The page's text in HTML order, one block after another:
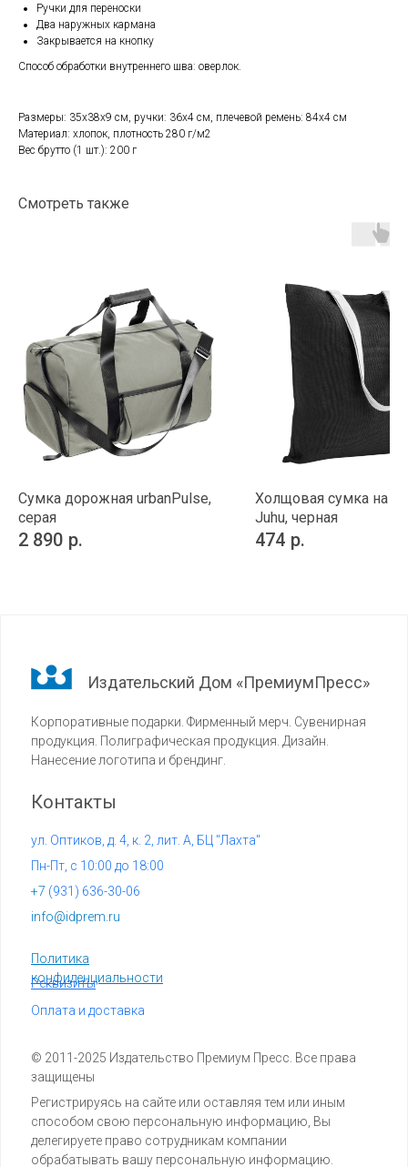
Ручки для переноски
Два наружных кармана
Закрывается на кнопку
Способ обработки внутреннего шва: оверлок.
Размеры: 35х38х9 см, ручки: 36х4 см, плечевой ремень: 84х4 см
Материал: хлопок, плотность 280 г/м2
Вес брутто (1 шт.): 200 г
Смотреть также
Сумка дорожная urbanPulse,
серая
2 890 р.
Холщовая сумка на
Juhu, черная
474 р.
© 2011-2025 Издательство Премиум Пресс. Все права
защищены
Издательский Дом «ПремиумПресс»
Корпоративные подарки. Фирменный мерч. Сувенирная
продукция. Полиграфическая продукция. Дизайн.
Нанесение логотипа и брендинг.
Регистрируясь на сайте или оставляя тем или иным
способом свою персональную информацию, Вы
делегируете право сотрудникам компании
обрабатывать вашу персональную информацию.
info@idprem.ru
Контакты
Политика
конфиденциальности
+7 (931) 636-30-06
Реквизиты
ул. Оптиков, д. 4, к. 2, лит. А, БЦ "Лахта"
Оплата и доставка
Пн-Пт, с 10:00 до 18:00